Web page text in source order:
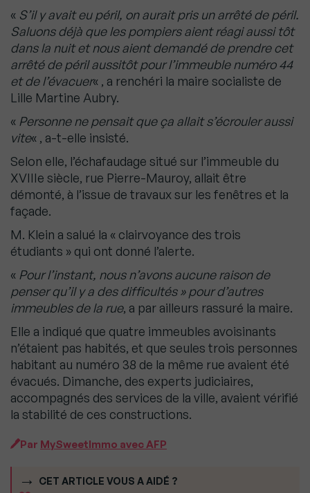
« S’il y avait eu péril, on aurait pris un arrêté de péril.
Saluons déjà que les pompiers aient réagi aussi tôt
dans la nuit et nous aient demandé de prendre cet
arrêté de péril aussitôt pour l’immeuble numéro 44
et de l’évacuer« , a renchéri la maire socialiste de
Lille Martine Aubry.
« Personne ne pensait que ça allait s’écrouler aussi
vite« , a-t-elle insisté.
Selon elle, l’échafaudage situé sur l’immeuble du
XVIIIe siècle, rue Pierre-Mauroy, allait être
démonté, à l’issue de travaux sur les fenêtres et la
façade.
M. Klein a salué la « clairvoyance des trois
étudiants » qui ont donné l’alerte.
« Pour l’instant, nous n’avons aucune raison de
penser qu’il y a des difficultés » pour d’autres
immeubles de la rue, a par ailleurs rassuré la maire.
Elle a indiqué que quatre immeubles avoisinants
n’étaient pas habités, et que seules trois personnes
habitant au numéro 38 de la même rue avaient été
évacués. Dimanche, des experts judiciaires,
accompagnés des services de la ville, avaient vérifié
la stabilité de ces constructions.
Par MySweetImmo avec AFP
CET ARTICLE VOUS A AIDÉ ?